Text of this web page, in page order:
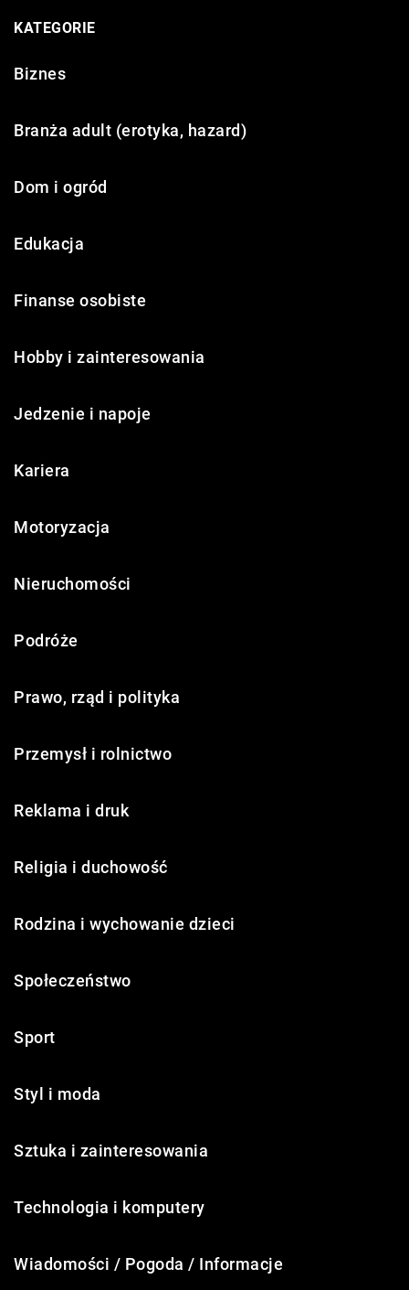
KATEGORIE
Biznes
Branża adult (erotyka, hazard)
Dom i ogród
Edukacja
Finanse osobiste
Hobby i zainteresowania
Jedzenie i napoje
Kariera
Motoryzacja
Nieruchomości
Podróże
Prawo, rząd i polityka
Przemysł i rolnictwo
Reklama i druk
Religia i duchowość
Rodzina i wychowanie dzieci
Społeczeństwo
Sport
Styl i moda
Sztuka i zainteresowania
Technologia i komputery
Wiadomości / Pogoda / Informacje